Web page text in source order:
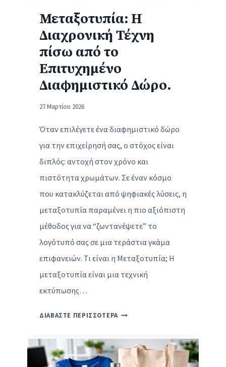
Μεταξοτυπία: Η
Διαχρονική Τέχνη
πίσω από το
Επιτυχημένο
Διαφημιστικό Δώρο.
27 Μαρτίου 2026
Όταν επιλέγετε ένα διαφημιστικό δώρο
για την επιχείρησή σας, ο στόχος είναι
διπλός: αντοχή στον χρόνο και
πιστότητα χρωμάτων. Σε έναν κόσμο
που κατακλύζεται από ψηφιακές λύσεις, η
μεταξοτυπία παραμένει η πιο αξιόπιστη
μέθοδος για να “ζωντανέψετε” το
λογότυπό σας σε μια τεράστια γκάμα
επιφανειών. Τι είναι η Μεταξοτυπία; Η
μεταξοτυπία είναι μια τεχνική
εκτύπωσης…
ΔΙΑΒΑΣΤΕ ΠΕΡΙΣΣΟΤΕΡΑ
Τ
Α
Ξ